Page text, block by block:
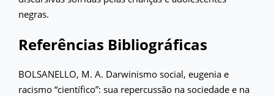
negras.
Referências Bibliográficas
BOLSANELLO, M. A. Darwinismo social, eugenia e
racismo “científico”: sua repercussão na sociedade e na